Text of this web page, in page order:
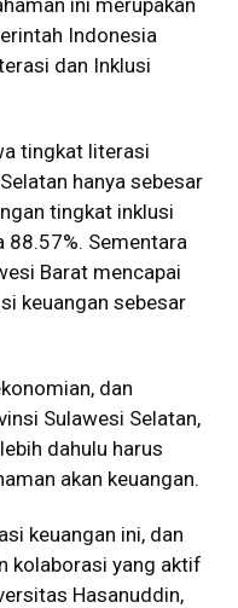
Indonesia
dan Inklusi
tingkat literasi
hanya sebesar
tingkat inklusi
88.57%. Sementara
Barat mencapai
keuangan sebesar
dan
Sulawesi Selatan,
dahulu harus
akan keuangan.
keuangan ini, dan
kolaborasi yang aktif
Hasanuddin,